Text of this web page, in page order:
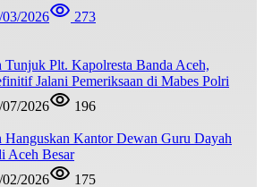
03/2026 273
Tunjuk Plt. Kapolresta Banda Aceh,
Jalani Pemeriksaan di Mabes Polri
07/2026
196
Hanguskan Kantor Dewan Guru Dayah
Aceh Besar
02/2026
175